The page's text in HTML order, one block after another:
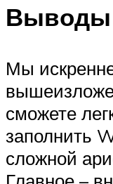
Выводы
Мы
сможете
заполнить
сложной